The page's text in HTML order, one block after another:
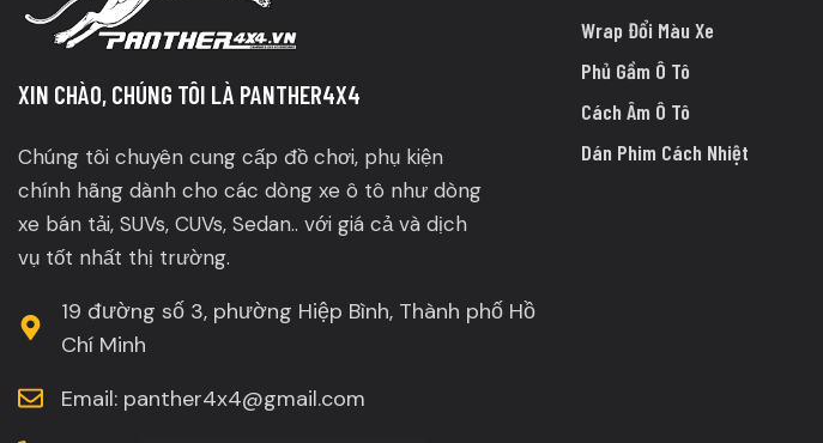
XIN CHÀO, CHÚNG TÔI LÀ PANTHER4X4
Chúng tôi chuyên cung cấp đồ chơi, phụ kiện
chính hãng dành cho các dòng xe ô tô như dòng
xe bán tải, SUVs, CUVs, Sedan.. với giá cả và dịch
vụ tốt nhất thị trường.
19 đường số 3, phường Hiệp Bình, Thành phố Hồ
Chí Minh
Email: panther4x4@gmail.com
Wrap Đổi Màu Xe
Phủ Gầm Ô Tô
Cách Âm Ô Tô
Dán Phim Cách Nhiệt